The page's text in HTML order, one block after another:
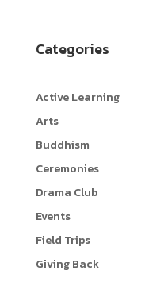
o
k
t
e
r
p
L
i
n
Categories
Active Learning
Arts
Buddhism
Ceremonies
Drama Club
Events
Field Trips
Giving Back